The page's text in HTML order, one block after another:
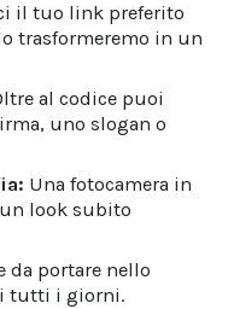
il tuo link preferito
trasformeremo in un
al codice puoi
uno slogan o
Una fotocamera in
look subito
da portare nello
tutti i giorni.